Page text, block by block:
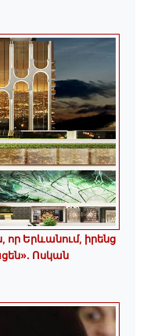
որ Երևանում, իրենց
Ոսկան